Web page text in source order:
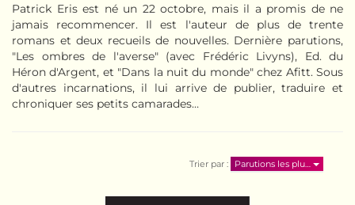
Patrick Eris est né un 22 octobre, mais il a promis de ne
jamais recommencer. Il est l'auteur de plus de trente
romans et deux recueils de nouvelles. Dernière parutions,
"Les ombres de l'averse" (avec Frédéric Livyns), Ed. du
Héron d'Argent, et "Dans la nuit du monde" chez Afitt. Sous
d'autres incarnations, il lui arrive de publier, traduire et
chroniquer ses petits camarades…
Trier par : Parutions les plu…